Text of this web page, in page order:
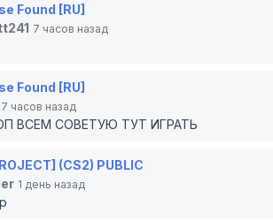
Found [RU]
7 часов назад
Found [RU]
7 часов назад
ВСЕМ СОВЕТУЮ ТУТ ИГРАТЬ
(CS2) PUBLIC
1 день назад